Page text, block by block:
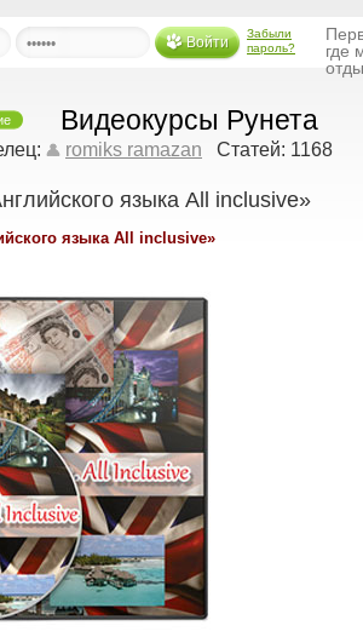
Войти
Забыли
пароль?
где
Видеокурсы Рунета
romiks ramazan Статей: 1168
языка All inclusive»
языка All inclusive»